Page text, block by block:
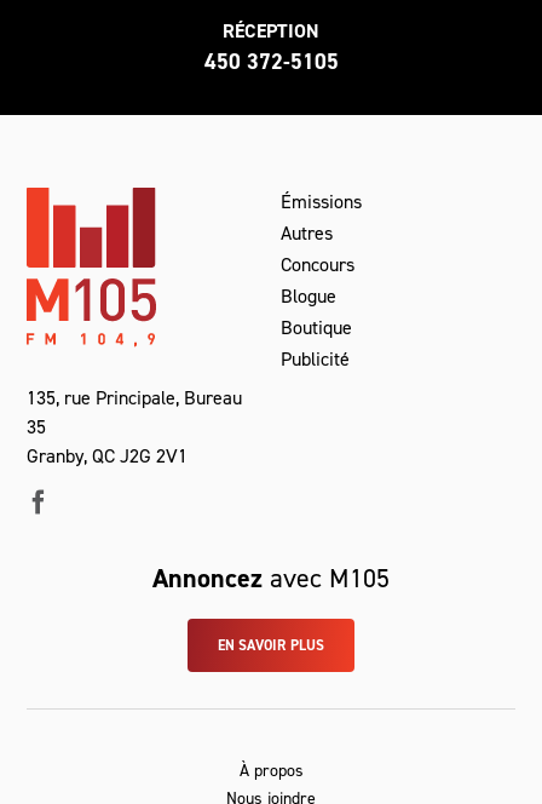
RÉCEPTION
450 372-5105
135, rue Principale, Bureau
35
Granby, QC J2G 2V1
Émissions
Autres
Concours
Blogue
Boutique
Publicité
Annoncez avec M105
EN SAVOIR PLUS
À propos
Nous joindre